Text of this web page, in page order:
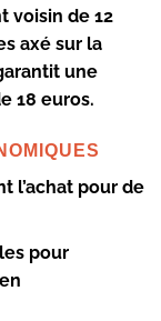
voisin de 12
axé sur la
une
18 euros.
l’achat pour de
pour